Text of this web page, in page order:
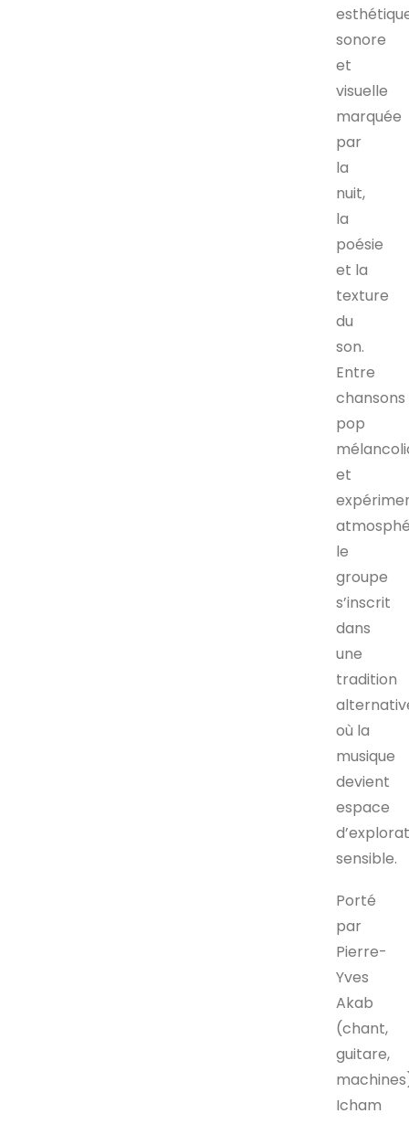
sonore
et
visuelle
marquée
par
la
nuit,
la
poésie
et la
texture
du
son.
Entre
chansons
pop
et
le
groupe
s’inscrit
dans
une
tradition
où la
musique
devient
espace
sensible.
Porté
par
Pierre-
Yves
Akab
(chant,
guitare,
Icham